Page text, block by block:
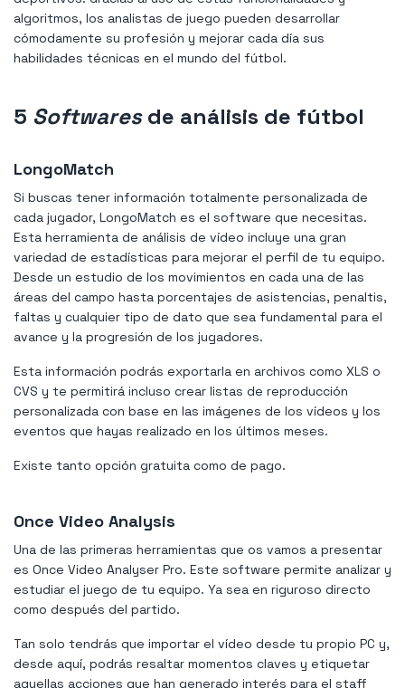
algoritmos, los analistas de juego pueden desarrollar
cómodamente su profesión y mejorar cada día sus
habilidades técnicas en el mundo del fútbol.
5 Softwaresde análisis de fútbol
LongoMatch
Si buscas tener información totalmente personalizada de
cada jugador, LongoMatch es el software que necesitas.
Esta herramienta de análisis de vídeo incluye una gran
variedad de estadísticas para mejorar el perfil de tu equipo.
Desde un estudio de los movimientos en cada una de las
áreas del campo hasta porcentajes de asistencias, penaltis,
faltas y cualquier tipo de dato que sea fundamental para el
avance y la progresión de los jugadores.
Esta información podrás exportarla en archivos como XLS o
CVS y te permitirá incluso crear listas de reproducción
personalizada con base en las imágenes de los vídeos y los
eventos que hayas realizado en los últimos meses.
Existe tanto opción gratuita como de pago.
Once Video Analysis
Una de las primeras herramientas que os vamos a presentar
es Once Video Analyser Pro. Este software permite analizar y
estudiar el juego de tu equipo. Ya sea en riguroso directo
como después del partido.
Tan solo tendrás que importar el vídeo desde tu propio PC y,
desde aquí, podrás resaltar momentos claves y etiquetar
aquellas acciones que han generado interés para el staff